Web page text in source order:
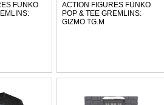
FUNKO
ACTION FIGURES FUNKO
POP & TEE GREMLINS:
GIZMO TG.M